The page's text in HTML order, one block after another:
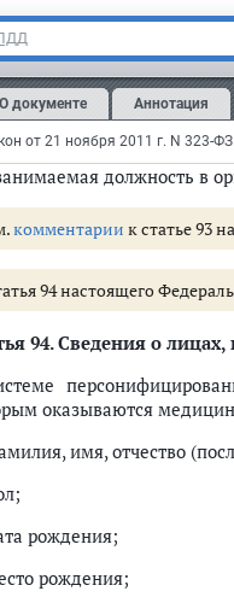
О документе Аннотация
текст пункта в
об образовании,
о квалификации;
должность в
комментарии к статье 93
94 настоящего
94. Сведения о
оказываются
имя, отчество
рождения;
рождения;